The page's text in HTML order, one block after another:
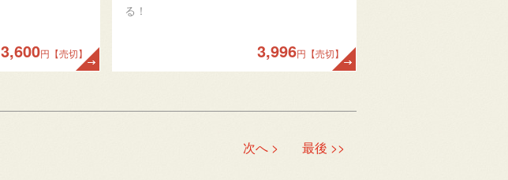
3,600円【売切】
る！
3,996円【売切】
次へ > 最後 >>